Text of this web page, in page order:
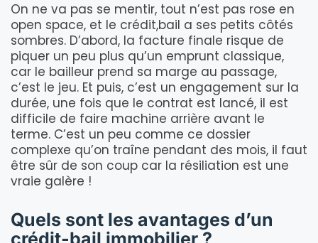
On ne va pas se mentir, tout n’est pas rose en
open space, et le crédit,bail a ses petits côtés
sombres. D’abord, la facture finale risque de
piquer un peu plus qu’un emprunt classique,
car le bailleur prend sa marge au passage,
c’est le jeu. Et puis, c’est un engagement sur la
durée, une fois que le contrat est lancé, il est
difficile de faire machine arrière avant le
terme. C’est un peu comme ce dossier
complexe qu’on traîne pendant des mois, il faut
être sûr de son coup car la résiliation est une
vraie galère !
Quels sont les avantages d’un
crédit-bail immobilier ?